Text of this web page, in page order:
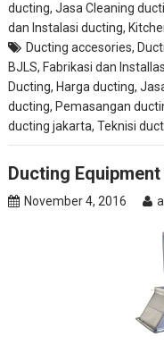
ducting,Jasa Cleaning
dan Instalasi ducting,
Ducting accesories,
BJLS,Fabrikasi dan
Ducting,Harga ducting,
ducting,Pemasangan
ducting jakarta,Teknisi
Ducting Equipment
November 4, 2016